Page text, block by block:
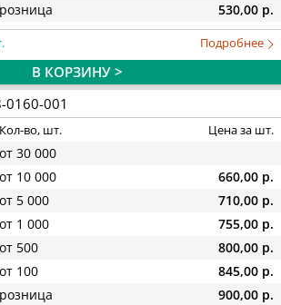
розница
530,00 р.
Подробнее
В КОРЗИНУ >
0160-001
Кол-во, шт. Цена за шт.
от 30 000
от 10 000
660,00 р.
от 5 000
710,00 р.
от 1 000
755,00 р.
от 500
800,00 р.
от 100
845,00 р.
розница
900,00 р.